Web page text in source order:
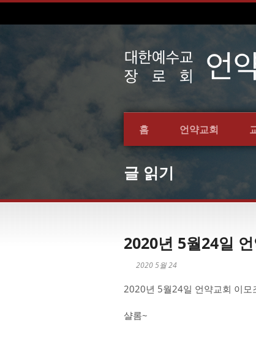
홈 언약교회
글 읽기
2020년 5월24일
2020 5월 24
2020년 5월24일 언약교회 이모
샬롬~